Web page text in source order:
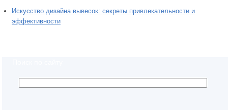
Искусство дизайна вывесок: секреты привлекательности и
эффективности